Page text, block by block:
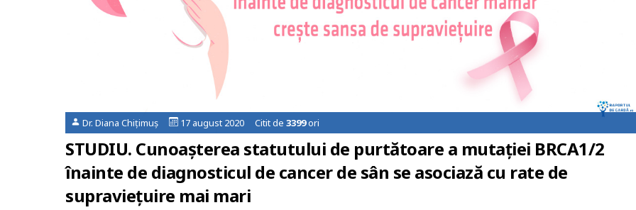
Dr. Diana Chițimuș 17 august 2020 Citit de 3399ori
STUDIU. Cunoașterea statutului de purtătoare a mutației BRCA1/2
înainte de diagnosticul de cancer de sân se asociază cu rate de
supraviețuire mai mari